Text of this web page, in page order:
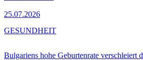
25.07.2026
Bulgariens hohe Geburtenrate verschleiert
GESUNDHEIT